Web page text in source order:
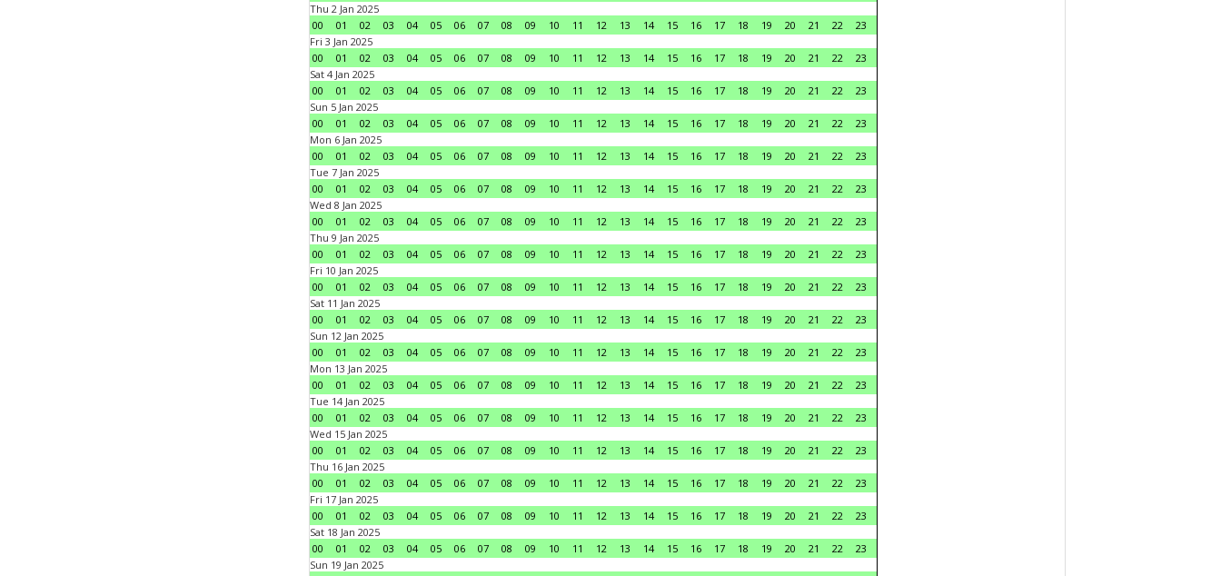
Thu 2 Jan 2025
00
01 02 03 04 05 06 07 08 09 10 11 12 13 14 15 16 17 18 19 20 21 22
23
Fri 3 Jan 2025
00
01 02 03 04 05 06 07 08 09 10 11 12 13 14 15 16 17 18 19 20 21 22
23
Sat 4 Jan 2025
00
01 02 03 04 05 06 07 08 09 10 11 12 13 14 15 16 17 18 19 20 21 22
23
Sun 5 Jan 2025
00
01 02 03 04 05 06 07 08 09 10 11 12 13 14 15 16 17 18 19 20 21 22
23
Mon 6 Jan 2025
00
01 02 03 04 05 06 07 08 09 10 11 12 13 14 15 16 17 18 19 20 21 22
23
Tue 7 Jan 2025
00
01 02 03 04 05 06 07 08 09 10 11 12 13 14 15 16 17 18 19 20 21 22
23
Wed 8 Jan 2025
00
01 02 03 04 05 06 07 08 09 10 11 12 13 14 15 16 17 18 19 20 21 22
23
Thu 9 Jan 2025
00
01 02 03 04 05 06 07 08 09 10 11 12 13 14 15 16 17 18 19 20 21 22
23
Fri 10 Jan 2025
00
01 02 03 04 05 06 07 08 09 10 11 12 13 14 15 16 17 18 19 20 21 22
23
Sat 11 Jan 2025
00
01 02 03 04 05 06 07 08 09 10 11 12 13 14 15 16 17 18 19 20 21 22
23
Sun 12 Jan 2025
00
01 02 03 04 05 06 07 08 09 10 11 12 13 14 15 16 17 18 19 20 21 22
23
Mon 13 Jan 2025
00
01 02 03 04 05 06 07 08 09 10 11 12 13 14 15 16 17 18 19 20 21 22
23
Tue 14 Jan 2025
00
01 02 03 04 05 06 07 08 09 10 11 12 13 14 15 16 17 18 19 20 21 22
23
Wed 15 Jan 2025
00
01 02 03 04 05 06 07 08 09 10 11 12 13 14 15 16 17 18 19 20 21 22
23
Thu 16 Jan 2025
00
01 02 03 04 05 06 07 08 09 10 11 12 13 14 15 16 17 18 19 20 21 22
23
Fri 17 Jan 2025
00
01 02 03 04 05 06 07 08 09 10 11 12 13 14 15 16 17 18 19 20 21 22
23
Sat 18 Jan 2025
00
01 02 03 04 05 06 07 08 09 10 11 12 13 14 15 16 17 18 19 20 21 22
23
Sun 19 Jan 2025